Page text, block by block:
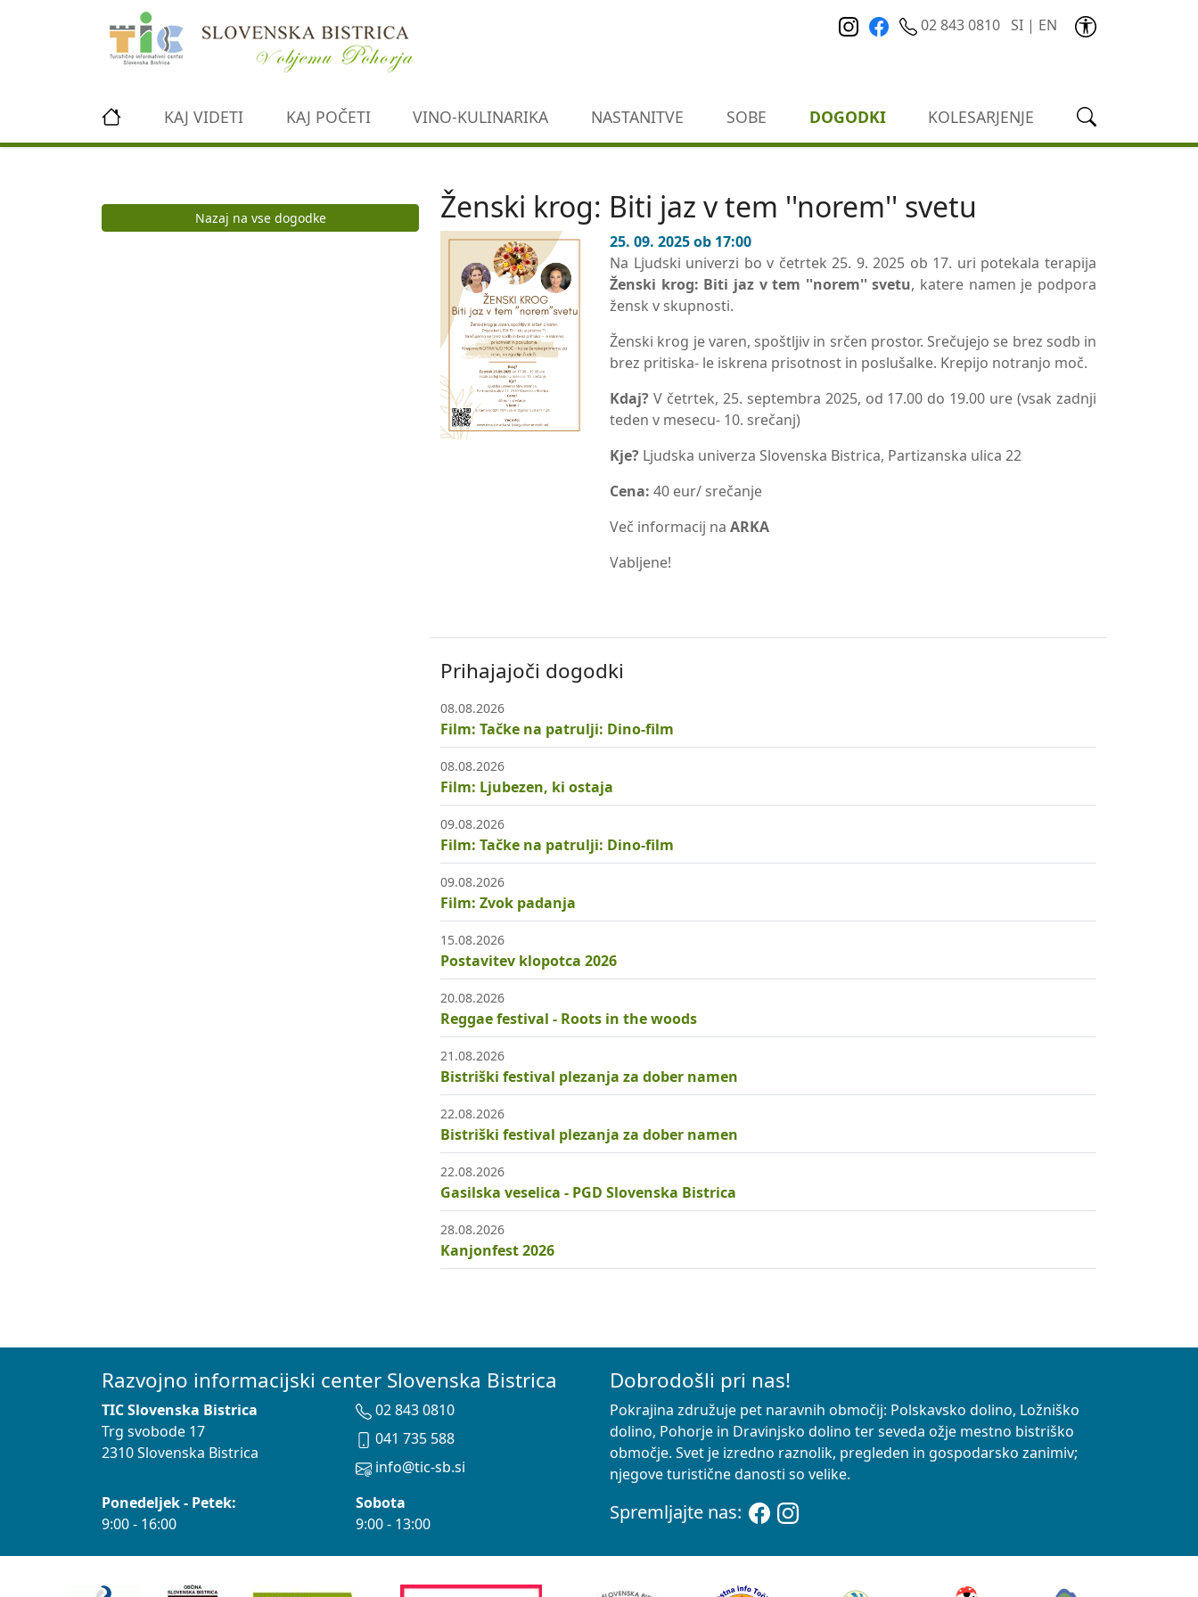
02 843 0810 SI | EN
KAJ VIDETI KAJ POČETI VINO-KULINARIKA NASTANITVE SOBE DOGODKI KOLESARJENJE
Nazaj na vse dogodke Ženski krog: Biti jaz v tem ''norem'' svetu
25. 09. 2025 ob 17:00
Na Ljudski univerzi bo v četrtek 25. 9. 2025 ob 17. uri potekala terapija
Ženski krog: Biti jaz v tem ''norem'' svetu, katere namen je podpora
žensk v skupnosti.
Ženski krog je varen, spoštljiv in srčen prostor. Srečujejo se brez sodb in
brez pritiska- le iskrena prisotnost in poslušalke. Krepijo notranjo moč.
Kdaj? V četrtek, 25. septembra 2025, od 17.00 do 19.00 ure (vsak zadnji
teden v mesecu- 10. srečanj)
Kje? Ljudska univerza Slovenska Bistrica, Partizanska ulica 22
Cena: 40 eur/ srečanje
Več informacij na ARKA
Vabljene!
Prihajajoči dogodki
08.08.2026
Film: Tačke na patrulji: Dino-film
08.08.2026
Film: Ljubezen, ki ostaja
09.08.2026
Film: Tačke na patrulji: Dino-film
09.08.2026
Film: Zvok padanja
15.08.2026
Postavitev klopotca 2026
20.08.2026
Reggae festival - Roots in the woods
21.08.2026
Bistriški festival plezanja za dober namen
22.08.2026
Bistriški festival plezanja za dober namen
22.08.2026
Gasilska veselica - PGD Slovenska Bistrica
28.08.2026
Kanjonfest 2026
Razvojno informacijski center Slovenska Bistrica
TIC Slovenska Bistrica
Trg svobode 17
2310 Slovenska Bistrica
02 843 0810
041 735 588
info@tic-sb.si
Ponedeljek - Petek:
9:00 - 16:00
Sobota
9:00 - 13:00
Dobrodošli pri nas!
Pokrajina združuje pet naravnih območij: Polskavsko dolino, Ložniško
dolino, Pohorje in Dravinjsko dolino ter seveda ožje mestno bistriško
območje. Svet je izredno raznolik, pregleden in gospodarsko zanimiv;
njegove turistične danosti so velike.
Spremljajte nas: